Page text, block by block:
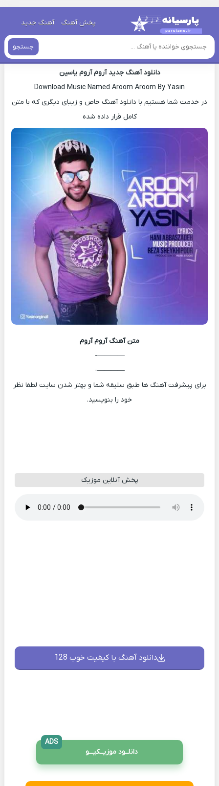
پخش آهنگ آهنگ جدید
جستجو
خانه » دانلود آهنگ جدید
اهنگ یاسین آروم آروم جدید
دانلود آهنگ جدید آروم آروم یاسین
Download Music Named Aroom Aroom By Yasin
در خدمت شما هستیم با دانلود آهنگ خاص و زیبای دیگری که با متن
کامل قرار داده شده
متن آهنگ آروم آروم
————-
————-
برای پیشرفت آهنگ ها طبق سلیقه شما و بهتر شدن سایت لطفا نظر
خود را بنویسید.
پخش آنلاین موزیک
دانلود آهنگ با کیفیت خوب 128
دانلــود موزیــکیـــو
ADS